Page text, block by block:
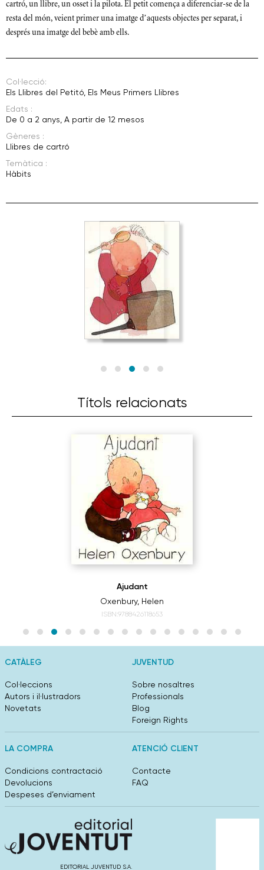
cartró, un llibre, un osset i la pilota. El petit comença a diferenciar-se de la
resta del món, veient primer una imatge d’aquests objectes per separat, i
després una imatge del bebè amb ells.
Col·lecció:
Els Llibres del Petitó, Els Meus Primers Llibres
Edats :
De 0 a 2 anys, A partir de 12 mesos
Gèneres :
Llibres de cartró
Temàtica :
Hàbits
Títols relacionats
Ajudant
Oxenbury, Helen
ISBN:9788426118653
CATÀLEG
Col·leccions
Autors i il·lustradors
Novetats
JUVENTUD
Sobre nosaltres
Professionals
Blog
Foreign Rights
LA COMPRA
Condicions contractació
Devolucions
Despeses d’enviament
ATENCIÓ CLIENT
Contacte
FAQ
EDITORIAL JUVENTUD S.A.